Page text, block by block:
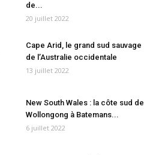
de...
20 juillet 2022
Cape Arid, le grand sud sauvage
de l’Australie occidentale
13 juillet 2022
New South Wales : la côte sud de
Wollongong à Batemans...
6 juillet 2022